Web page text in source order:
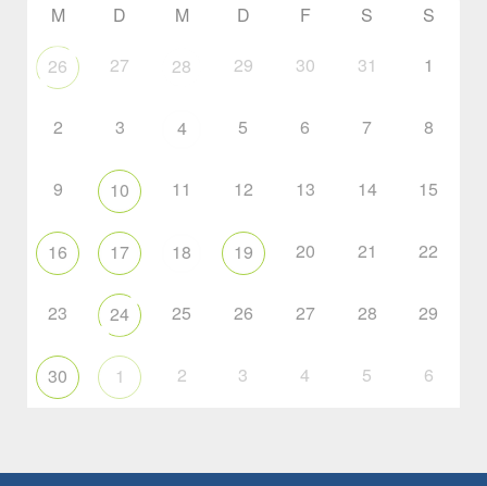
M D M D F S S
26 27 28 29 30 31 1
2 3 4 5 6 7 8
9 10 11 12 13 14 15
16 17 18 19 20 21 22
23 24 25 26 27 28 29
30 1 2 3 4 5 6